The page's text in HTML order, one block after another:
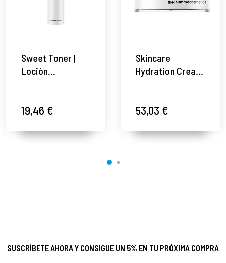
Sweet Toner |
Loción
Nicely -
®
19,46 €
Skincare
Hydration Cream
50ml - Nicely -
®
53,03 €
SUSCRÍBETE AHORA Y CONSIGUE UN 5% EN TU PRÓXIMA COMPRA